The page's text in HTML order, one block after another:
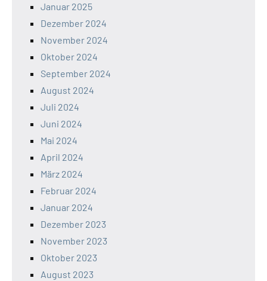
Januar 2025
Dezember 2024
November 2024
Oktober 2024
September 2024
August 2024
Juli 2024
Juni 2024
Mai 2024
April 2024
März 2024
Februar 2024
Januar 2024
Dezember 2023
November 2023
Oktober 2023
August 2023